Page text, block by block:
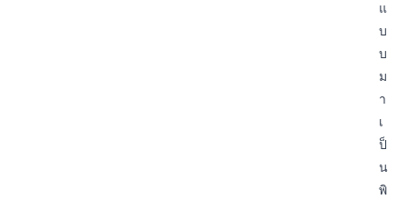
แ
บ
บ
ม
า
เ
ป็
น
พิ